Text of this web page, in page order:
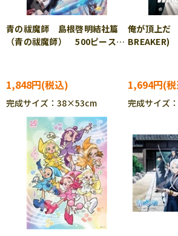
青の祓魔師 島根啓明結社篇
（青の祓魔師） 500ピース
1,848円
完成サイズ：38×53cm
俺が頂上だ
1,694円
完成サイズ